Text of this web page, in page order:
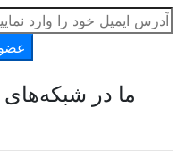
ما در شبکه‌های